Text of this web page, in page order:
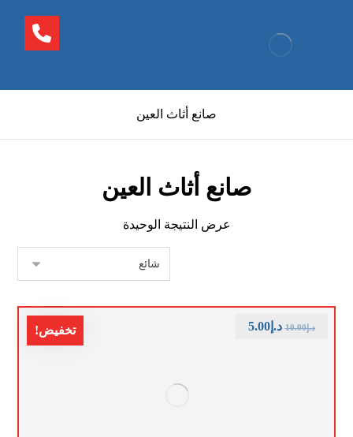
صانع أثاث العين
صانع أثاث العين
عرض النتيجة الوحيدة
تخفيض! د.إ10.00 د.إ5.00